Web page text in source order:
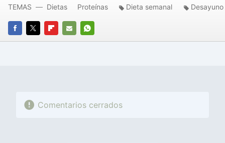
FACEBOOK
TWITTERFLIPBOARD
E-
WHATSAPP
TEMAS Dietas Proteínas Dieta semanal Desayuno
Comentarios cerrados